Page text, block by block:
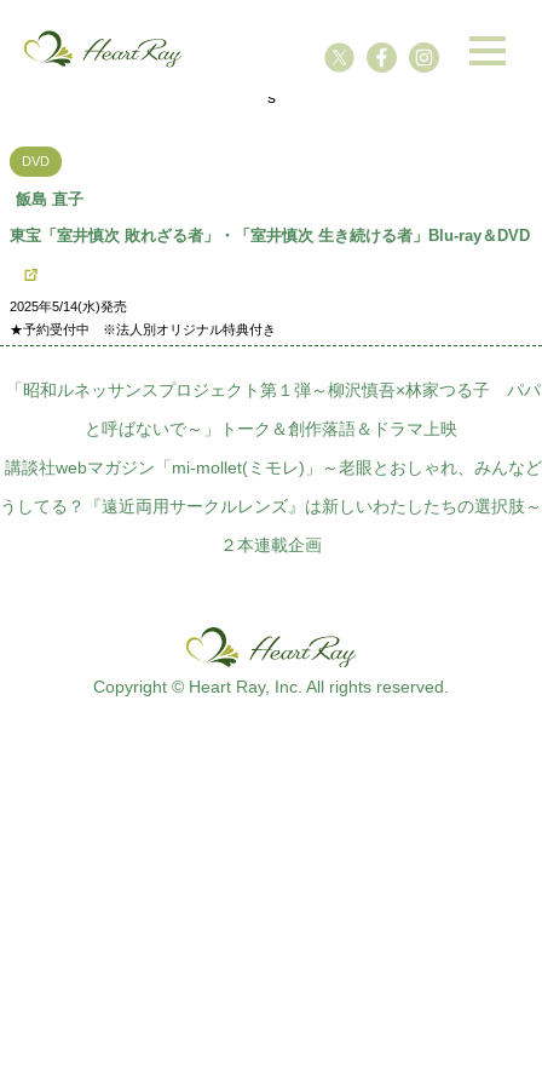
s
DVD
飯島 直子
東宝「室井慎次 敗れざる者」・「室井慎次 生き続ける者」Blu-ray＆DVD
2025年5/14(水)発売
★予約受付中 ※法人別オリジナル特典付き
「昭和ルネッサンスプロジェクト第１弾～柳沢慎吾×林家つる子 パパ
と呼ばないで～」トーク＆創作落語＆ドラマ上映
講談社webマガジン「mi-mollet(ミモレ)」～老眼とおしゃれ、みんなど
うしてる？『遠近両用サークルレンズ』は新しいわたしたちの選択肢～
２本連載企画
Copyright © Heart Ray, Inc. All rights reserved.